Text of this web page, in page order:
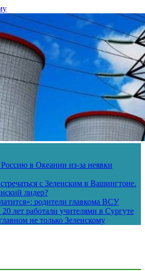
в Океании из-за неявки
с Зеленским в Вашингтоне.
лидер?
родители главкома ВСУ
лет работали учителями в Сургуте
не только Зеленскому